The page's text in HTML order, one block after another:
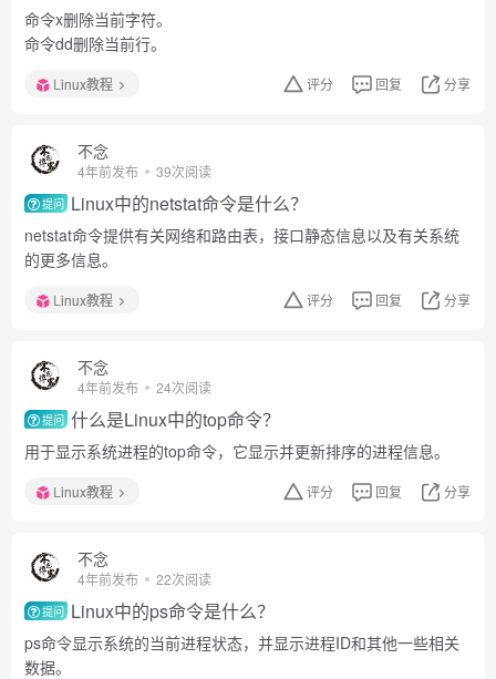
命令x删除当前字符。
命令dd删除当前行。
Linux教程 评分 回复 分享
不念
4年前发布 39次阅读
提问 Linux中的netstat命令是什么？
netstat命令提供有关网络和路由表，接口静态信息以及有关系统
的更多信息。
Linux教程 评分 回复 分享
不念
4年前发布 24次阅读
提问 什么是Linux中的top命令？
用于显示系统进程的top命令，它显示并更新排序的进程信息。
Linux教程 评分 回复 分享
不念
4年前发布 22次阅读
提问 Linux中的ps命令是什么？
ps命令显示系统的当前进程状态，并显示进程ID和其他一些相关
数据。